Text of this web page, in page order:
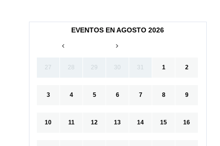
EVENTOS EN AGOSTO 2026
27 28 29 30 31 1 2
3 4 5 6 7 8 9
10 11 12 13 14 15 16